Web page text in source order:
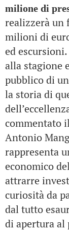
milione di
realizzerà un
milioni di
ed escursioni.
alla stagione
pubblico di
la storia di
commentato
Antonio
rappresenta
economico
attrarre
curiosità da
dal tutto
di apertura al